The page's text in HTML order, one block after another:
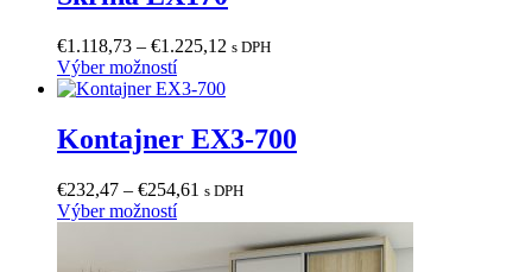
€1.118,73 – €1.225,12 Price
€1.225,12
s DPH
Výber možnostíTento
produkt
viacero
variantov.
si
môžete
Kontajner EX3-700
€232,47 – €254,61 Price
through
s DPH
Výber možnostíTento